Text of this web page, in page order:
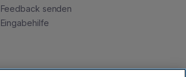
Feedback senden
Eingabehilfe